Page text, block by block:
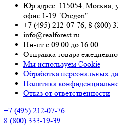
Юр.адрес: 115054, Москва,
офис 1-19 "Oregon"
+7 (495) 212-07-76, 8 (800)
info@realforest.ru
Пн-пт с 09:00 до 16:00
Отправка товара
Мы используем Cookie
Обработка персональных
Политика
Отказ от ответственности
+7 (495) 212-07-76
8 (800) 333-19-39